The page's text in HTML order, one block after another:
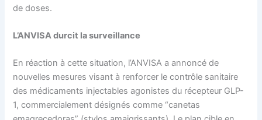
de doses.
L’ANVISA durcit la surveillance
En réaction à cette situation, l’ANVISA a annoncé de
nouvelles mesures visant à renforcer le contrôle sanitaire
des médicaments injectables agonistes du récepteur GLP-
1, commercialement désignés comme “canetas